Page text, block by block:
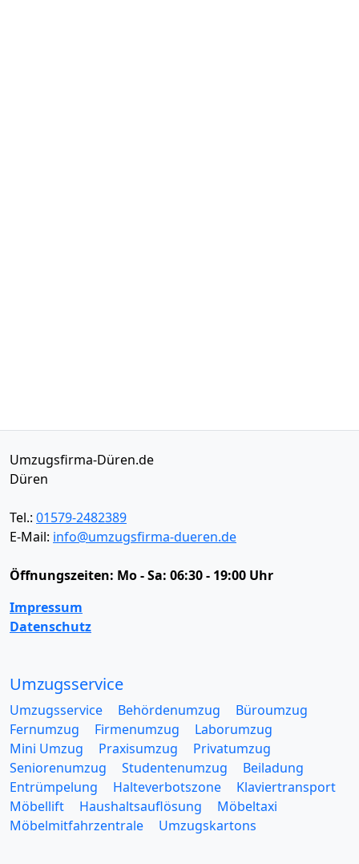
Umzugsfirma-Düren.de
Düren
Tel.: 01579-2482389
E-Mail: info@umzugsfirma-dueren.de
Öffnungszeiten: Mo - Sa: 06:30 - 19:00 Uhr
Impressum
Datenschutz
Umzugsservice
Umzugsservice Behördenumzug
Büroumzug
Fernumzug
Firmenumzug
Laborumzug
Mini Umzug
Praxisumzug
Privatumzug
Seniorenumzug
Studentenumzug
Beiladung
Entrümpelung
Halteverbotszone
Klaviertransport
Möbellift
Haushaltsauflösung
Möbeltaxi
Möbelmitfahrzentrale
Umzugskartons